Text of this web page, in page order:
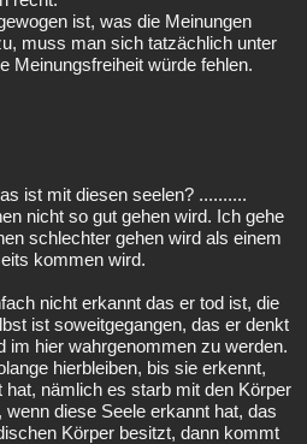
ist, was die Meinungen
muss man sich tatzächlich unter
Meinungsfreiheit würde fehlen.
ist mit diesen seelen? ..........
nicht so gut gehen wird. Ich gehe
schlechter gehen wird als einem
kommen wird.
nicht erkannt das er tod ist, die
ist soweitgegangen, das er denkt
im hier wahrgenommen zu werden.
hierbleiben, bis sie erkennt,
nämlich es starb mit den Körper
diese Seele erkannt hat, das
Körper besitzt, dann kommt